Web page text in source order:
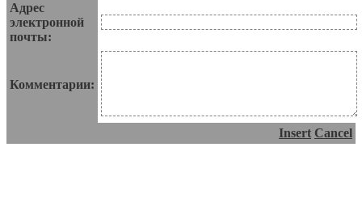
Адрес
электронной
почты:
Комментарии:
Insert Cancel